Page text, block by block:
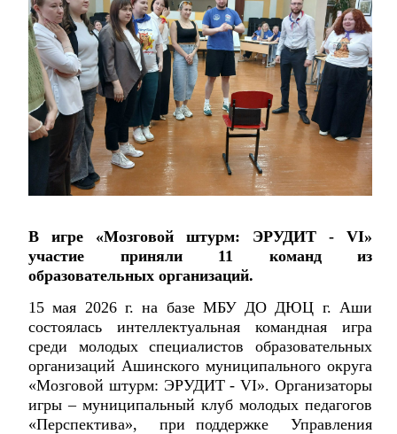
В игре «Мозговой штурм: ЭРУДИТ - VI»
участие приняли 11 команд из
образовательных организаций.
15 мая 2026 г. на базе МБУ ДО ДЮЦ г. Аши
состоялась интеллектуальная командная игра
среди молодых специалистов образовательных
организаций Ашинского муниципального округа
«Мозговой штурм: ЭРУДИТ - VI». Организаторы
игры – муниципальный клуб молодых педагогов
«Перспектива», при поддержке Управления